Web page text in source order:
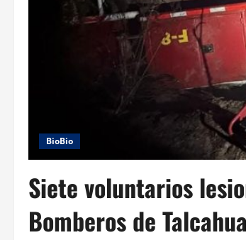
BioBio
Siete voluntarios
Bomberos de